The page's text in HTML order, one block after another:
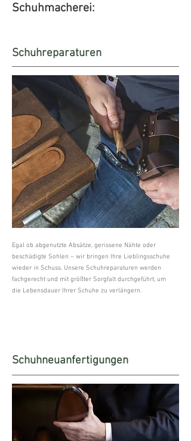
Schuhmacherei:
Schuhreparaturen
Egal ob abgenutzte Absätze, gerissene Nähte oder
beschädigte Sohlen – wir bringen Ihre Lieblingsschuhe
wieder in Schuss. Unsere Schuhreparaturen werden
fachgerecht und mit größter Sorgfalt durchgeführt, um
die Lebensdauer Ihrer Schuhe zu verlängern.
Schuhneuanfertigungen